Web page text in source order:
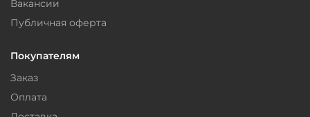
Вакансии
Публичная оферта
Покупателям
Заказ
Оплата